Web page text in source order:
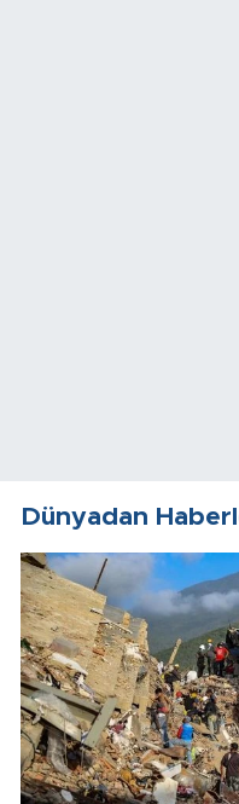
Dünyadan